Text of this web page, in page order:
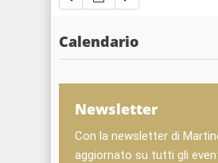
Calendario
Newsletter
Con la newsletter di
aggiornato su tutti gli